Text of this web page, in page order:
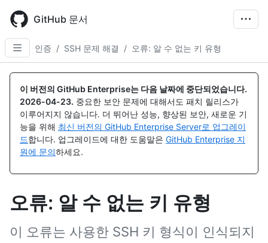
main
content
GitHub 문서
인증 / SSH 문제 해결 / 오류: 알 수 없는 키 유형
이 버전의 GitHub Enterprise는 다음 날짜에 중단되었습니다.
2026-04-23. 중요한 보안 문제에 대해서도 패치 릴리스가
이루어지지 않습니다. 더 뛰어난 성능, 향상된 보안, 새로운 기
능을 위해 최신 버전의 GitHub Enterprise Server로 업그레이
드합니다. 업그레이드에 대한 도움말은 GitHub Enterprise 지
원에 문의하세요.
오류: 알 수 없는 키 유형
이 오류는 사용한 SSH 키 형식이 인식되지